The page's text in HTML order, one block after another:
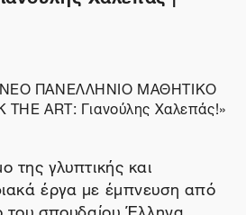
ΠΑΝΕΛΛΗΝΙΟ ΜΑΘΗΤΙΚΟ
ART: Γιανούλης Χαλεπάς!»
της γλυπτικής και
έργα με έμπνευση από